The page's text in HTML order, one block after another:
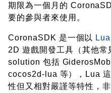
期限為一個月的
要的參與者來使用。
CoronaSDK 是一個以 Lua
2D 遊戲開發工具（其他常
solution 包括
cocos2d-lua 等），Lua
性但又相對嚴謹等特性，